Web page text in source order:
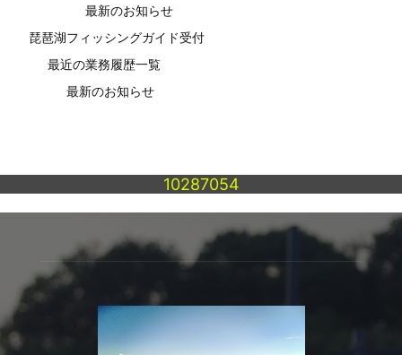
最新のお知らせ
琵琶湖フィッシングガイド受付
最近の業務履歴一覧
最新のお知らせ
10287054